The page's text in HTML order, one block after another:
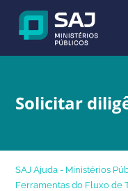
Solicitar
SAJ Ajuda - Ministérios
Ferramentas do Fluxo de